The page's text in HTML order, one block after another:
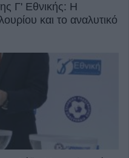
Γ' Εθνικής: Η
και το αναλυτικό